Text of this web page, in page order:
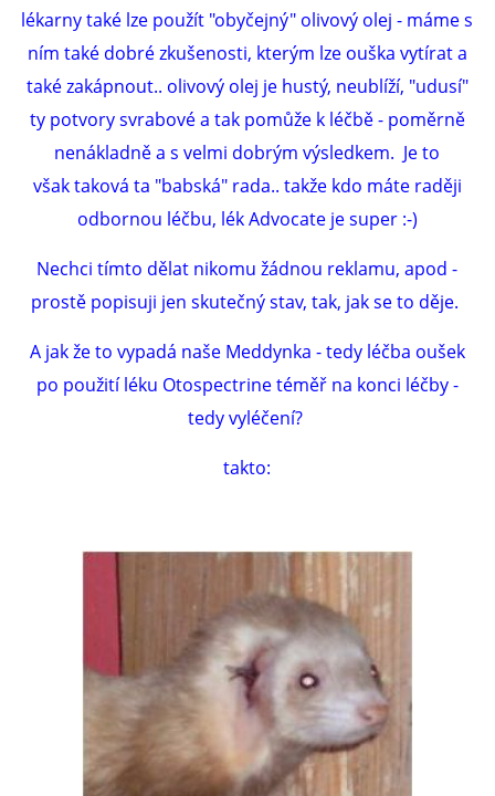
lékarny také lze použít "obyčejný" olivový olej - máme s
ním také dobré zkušenosti, kterým lze ouška vytírat a
také zakápnout.. olivový olej je hustý, neublíží, "udusí"
ty potvory svrabové a tak pomůže k léčbě - poměrně
nenákladně a s velmi dobrým výsledkem. Je to
však taková ta "babská" rada.. takže kdo máte raději
odbornou léčbu, lék Advocate je super :-)
Nechci tímto dělat nikomu žádnou reklamu, apod -
prostě popisuji jen skutečný stav, tak, jak se to děje.
A jak že to vypadá naše Meddynka - tedy léčba oušek
po použití léku Otospectrine téměř na konci léčby -
tedy vyléčení?
takto: